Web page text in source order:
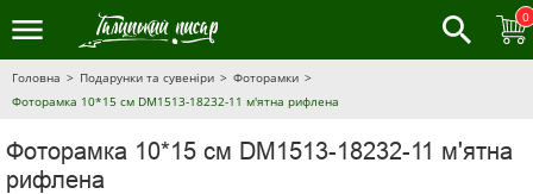
0
Головна Подарунки та сувеніри
Фоторамки
Фоторамка 10*15 см DM1513-18232-11 м'ятна рифлена
Фоторамка 10*15 см DM1513-18232-11 м'ятна
рифлена